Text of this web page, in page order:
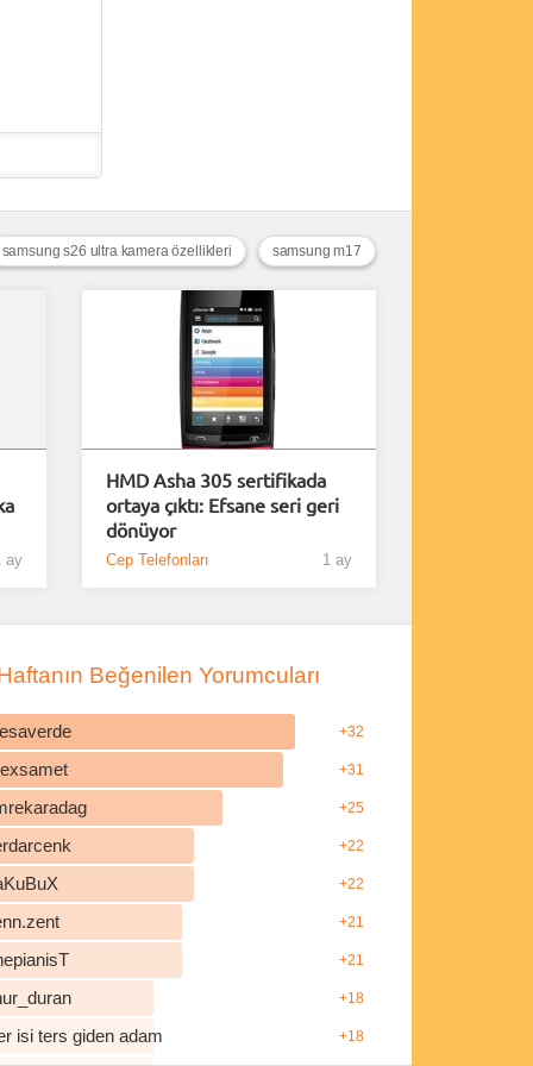
samsung m17
samsung s26 ultra kamera özellikleri
ay
HMD Asha 305 sertifikada
ortaya çıktı: Efsane seri geri
dönüyor
Cep Telefonları 1 ay
Beğenilen Yorumcuları
+32
+31
+25
+22
+22
+21
+21
+18
isi ters giden adam +18